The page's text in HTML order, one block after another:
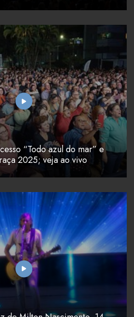
“Todo azul do mar” e
2025; veja ao vivo